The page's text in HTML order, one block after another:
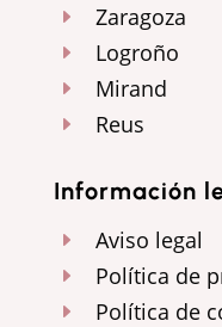
E Zaragoza
E Logroño
E Mirand
E Reus
Información
E Aviso legal
E Política de
E Política de